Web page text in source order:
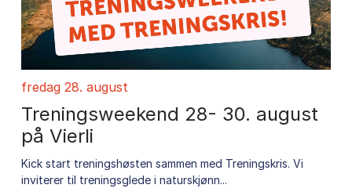
fredag 28. august
Treningsweekend 28- 30. august
på Vierli
Kick start treningshøsten sammen med Treningskris. Vi
inviterer til treningsglede i naturskjønn...